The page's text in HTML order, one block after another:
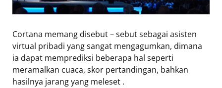
Cortana memang disebut – sebut sebagai asisten
virtual pribadi yang sangat mengagumkan, dimana
ia dapat memprediksi beberapa hal seperti
meramalkan cuaca, skor pertandingan, bahkan
hasilnya jarang yang meleset .